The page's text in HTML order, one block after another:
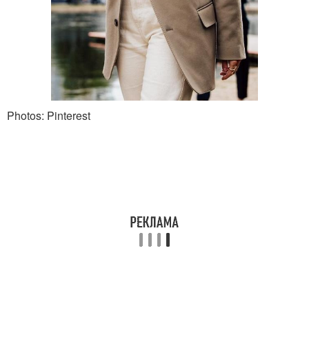
Photos: Pinterest